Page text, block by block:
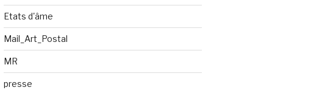
Etats d'âme
Mail_Art_Postal
MR
presse